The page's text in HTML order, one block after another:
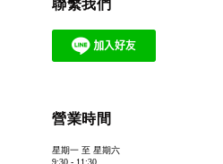
營業時間
星期一 至 星期六
9:30 - 11:30